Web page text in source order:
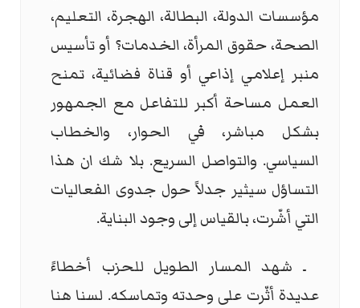
مؤسسات الدولة، البطالة، الهجرة، التعليم،
الصحة، حقوق المرأة، الخدمات؟ أو تأسيس
منبر إعلامي إذاعي أو قناة فضائية، تمنح
العمل مساحة أكبر للتفاعل مع الجمهور
بشكل مباشر، في الحوار، والخطاب
السياسي. والتواصل السريع. بلا شك ان هذا
التساؤل سيثير جدلاً حول جدوى الفعاليات
التي أشّرت، بالقياس إلى وجود البناية.
ـ شهد المسار الطويل للحزب أخطاءً
عديدة أثّرت على وحدته وتماسكه. لسنا هنا